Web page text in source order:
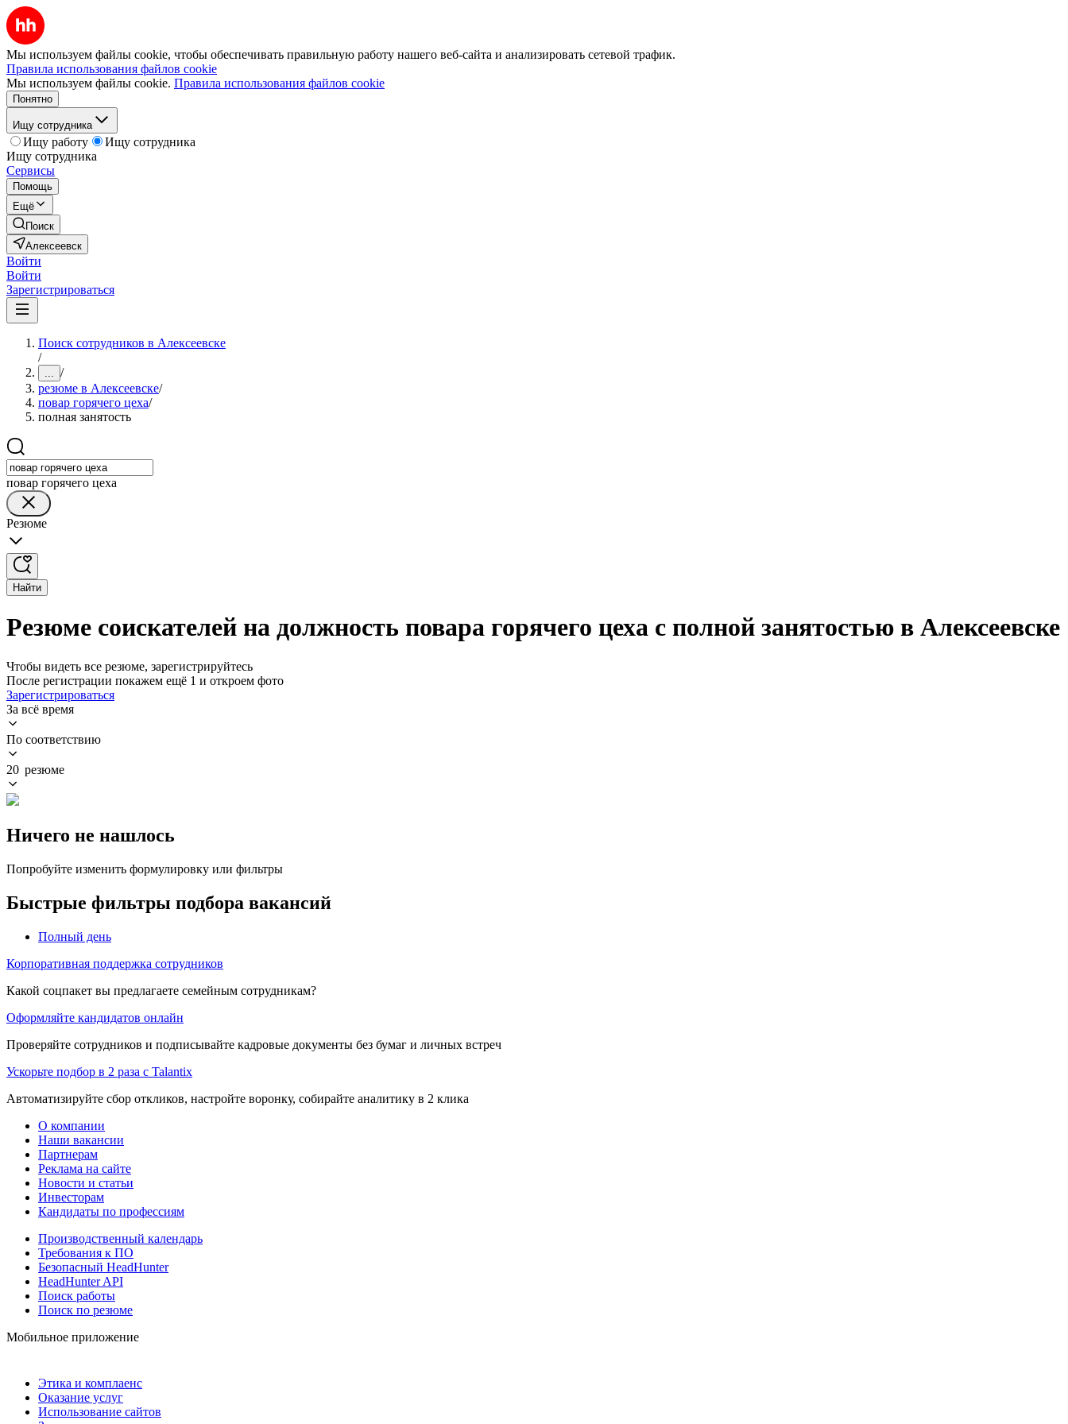
Мы используем файлы cookie, чтобы обеспечивать правильную работу нашего веб-сайта и анализировать сетевой трафик.
Правила использования файлов cookie
Мы используем файлы cookie. Правила использования файлов cookie
Понятно
Ищу сотрудника
Ищу работу
Ищу сотрудника
Ищу сотрудника
Сервисы
Помощь
Ещё
Поиск
Алексеевск
Войти
Войти
Зарегистрироваться
Поиск сотрудников в Алексеевске
/
... /
резюме в Алексеевске/
повар горячего цеха/
полная занятость
повар горячего цеха
Резюме
Найти
Резюме соискателей на должность повара горячего цеха с полной занятостью в Алексеевске
Чтобы видеть все резюме, зарегистрируйтесь
После регистрации покажем ещё 1 и откроем фото
Зарегистрироваться
За всё время
По соответствию
20 резюме
Ничего не нашлось
Попробуйте изменить формулировку или фильтры
Быстрые фильтры подбора вакансий
Полный день
Корпоративная поддержка сотрудников
Какой соцпакет вы предлагаете семейным сотрудникам?
Оформляйте кандидатов онлайн
Проверяйте сотрудников и подписывайте кадровые документы без бумаг и личных встреч
Ускорьте подбор в 2 раза с Talantix
Автоматизируйте сбор откликов, настройте воронку, собирайте аналитику в 2 клика
О компании
Наши вакансии
Партнерам
Реклама на сайте
Новости и статьи
Инвесторам
Кандидаты по профессиям
Производственный календарь
Требования к ПО
Безопасный HeadHunter
HeadHunter API
Поиск работы
Поиск по резюме
Мобильное приложение
Этика и комплаенс
Оказание услуг
Использование сайтов